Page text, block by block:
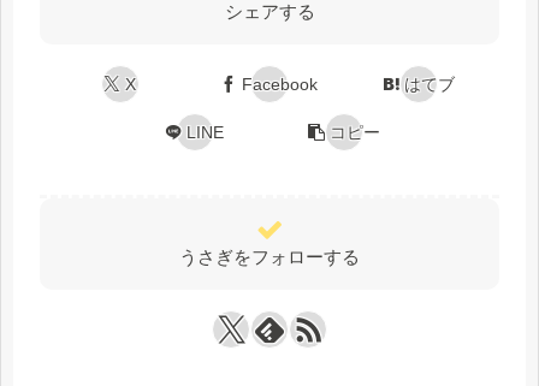
シェアする
X Facebook はてブ
LINE コピー
うさぎをフォローする